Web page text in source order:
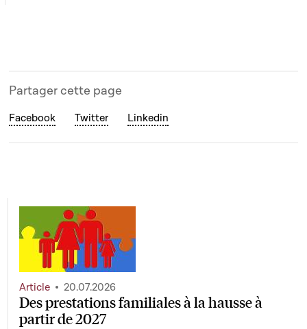
Partager cette page
Facebook Twitter Linkedin
Des prestations familiales à la hausse à
partir de 2027
Article 20.07.2026